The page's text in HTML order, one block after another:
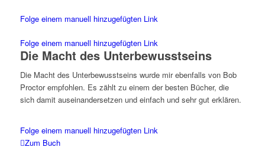
Folge einem manuell hinzugefügten Link
Folge einem manuell hinzugefügten Link
Die Macht des Unterbewusstseins
Die Macht des Unterbewusstseins wurde mir ebenfalls von Bob
Proctor empfohlen. Es zählt zu einem der besten Bücher, die
sich damit auseinandersetzen und einfach und sehr gut erklären.
Folge einem manuell hinzugefügten Link
Zum Buch